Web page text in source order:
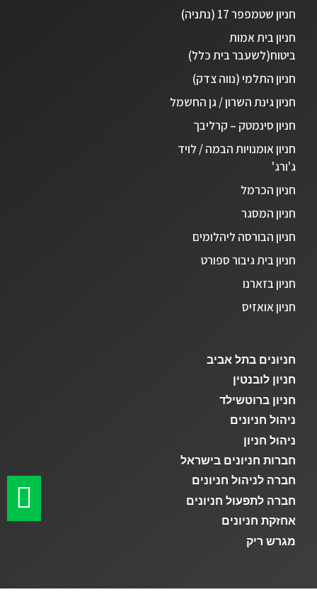
נווט
חניון אומנויות הבמה / לויד ג'ורג'
רחוב לויד גורג' 5, תל אביב
רחוב חומה ומגדל 21, תל אביב
נווט
חניון הבורסה ליהלומים
רחוב תובל 23, רמת גן
חניון שטמפפר 17 (נתניה)
חניון בית אמות
ביטוח(לשעבר בית כלל)
חניון התלמי (נווה צדק)
חניון גינת השרון / גן החשמל
חניון סינמטק – קרליבך
חניון אומנויות הבמה / לויד
ג'ורג'
חניון הכרמל
חניון המסגר
חניון הבורסה ליהלומים
חניון בית גיבור ספורט
חניון בזארנו
חניון אואזיס
חניונים בתל אביב
חניון לובנטין
חניון ברוטשילד
ניהול חניונים
ניהול חניון
חברות חניונים בישראל
חברה לניהול חניונים
חברה לתפעול חניונים
אחזקת חניונים
מגרש ריק